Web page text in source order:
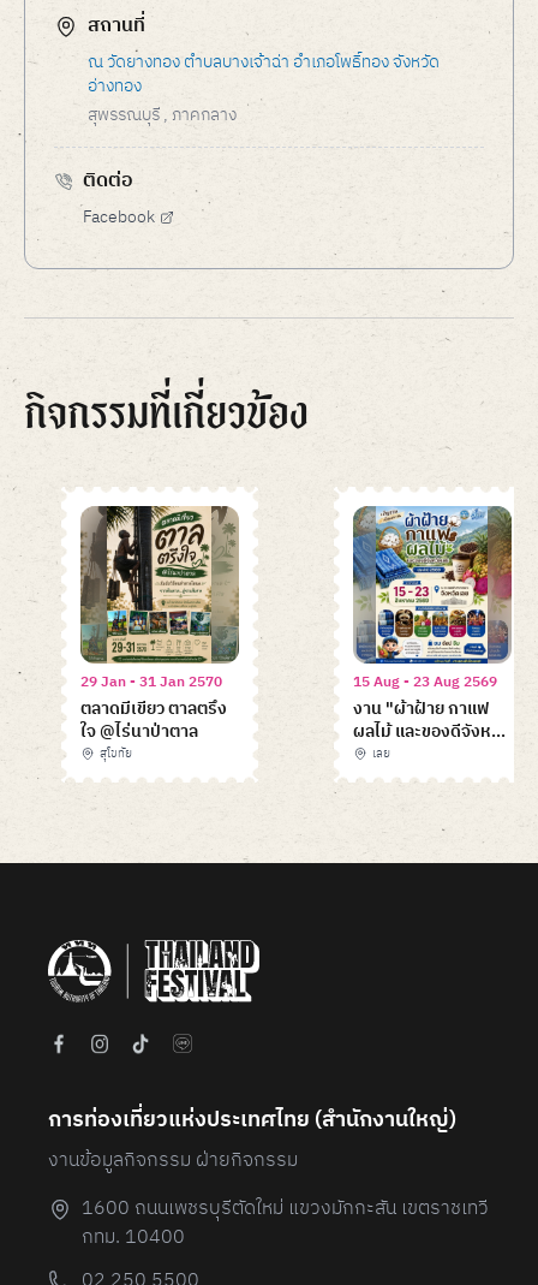
สถานที่
ณ วัดยางทอง ตำบลบางเจ้าฉ่า อำเภอโพธิ์ทอง จังหวัด
อ่างทอง
สุพรรณบุรี, ภาคกลาง
ติดต่อ
Facebook
กิจกรรมที่เกี่ยวข้อง
29 Jan - 31 Jan 2570
ตลาดมีเขียว ตาลตรึง
ใจ @ไร่นาป่าตาล
สุโขทัย
15 Aug - 23 Aug 2569
งาน "ผ้าฝ้าย กาแฟ
ผลไม้ และของดีจังหวัด
เลย" ประจำปี 2569
เลย
of
การท่องเที่ยวแห่งประเทศไทย (สํานักงานใหญ่)
งานข้อมูลกิจกรรม ฝ่ายกิจกรรม
1600 ถนนเพชรบุรีตัดใหม่ แขวงมักกะสัน เขตราชเทวี
กทม. 10400